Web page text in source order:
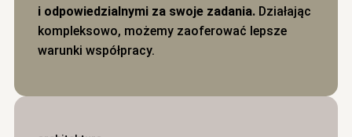
i odpowiedzialnymi za swoje zadania. Działając
kompleksowo, możemy zaoferować lepsze
warunki współpracy.